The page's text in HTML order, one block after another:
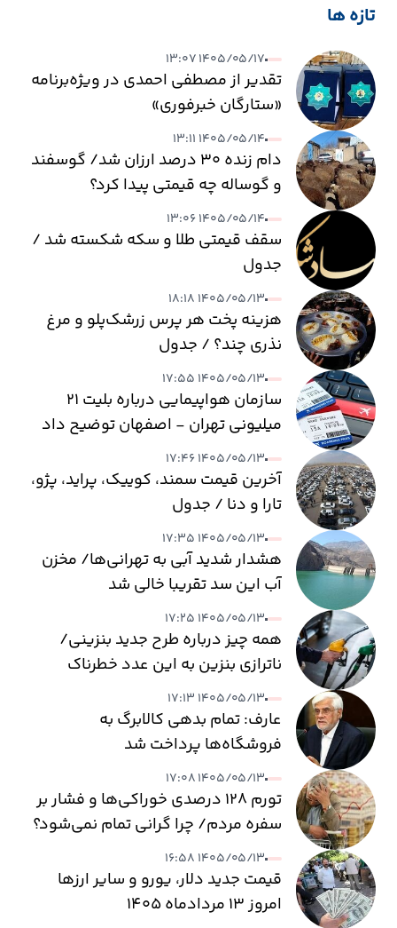
تازه ها
۱۴۰۵/۰۵/۱۷ ۱۳:۰۷
تقدیر از مصطفی احمدی در ویژه‌برنامه
«ستارگان خبرفوری»
۱۴۰۵/۰۵/۱۴ ۱۳:۱۱
دام زنده ۳۰ درصد ارزان شد/ گوسفند
و گوساله چه قیمتی پیدا کرد؟
۱۴۰۵/۰۵/۱۴ ۱۳:۰۶
سقف قیمتی طلا و سکه شکسته شد /
جدول
۱۴۰۵/۰۵/۱۳ ۱۸:۱۸
هزینه پخت هر پرس زرشک‌پلو و مرغ
نذری چند؟ / جدول
۱۴۰۵/۰۵/۱۳ ۱۷:۵۵
سازمان هواپیمایی درباره بلیت ۲۱
میلیونی تهران - اصفهان توضیح داد
۱۴۰۵/۰۵/۱۳ ۱۷:۴۶
آخرین قیمت سمند، کوییک، پراید، پژو،
تارا و دنا / جدول
۱۴۰۵/۰۵/۱۳ ۱۷:۳۵
هشدار شدید آبی به تهرانی‌ها/ مخزن
آب این سد تقریبا خالی شد
۱۴۰۵/۰۵/۱۳ ۱۷:۲۵
همه چیز درباره طرح جدید بنزینی/
ناترازی بنزین به این عدد خطرناک
می‌رسد
۱۴۰۵/۰۵/۱۳ ۱۷:۱۳
عارف: تمام بدهی کالابرگ به
فروشگاه‌ها پرداخت شد
۱۴۰۵/۰۵/۱۳ ۱۷:۰۸
تورم ۱۲۸ درصدی خوراکی‌ها و فشار بر
سفره مردم/ چرا گرانی تمام نمی‌شود؟
۱۴۰۵/۰۵/۱۳ ۱۶:۵۸
قیمت جدید دلار، یورو و سایر ارزها
امروز ۱۳ مردادماه ۱۴۰۵